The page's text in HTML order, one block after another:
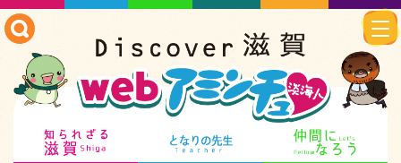
知られざる滋賀 となりの先生